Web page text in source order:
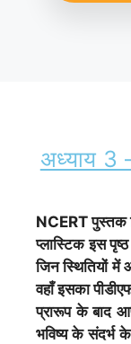
अध्याय 3
NCERT पुस्तक
प्लास्टिक इस
जिन स्थितियों में
वहाँ इसका
प्रारूप के बाद
भविष्य के संदर्भ